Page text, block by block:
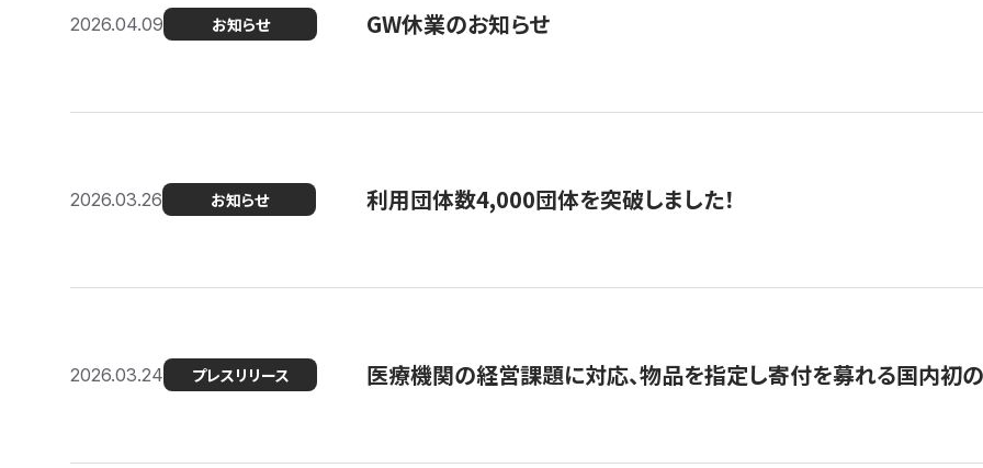
2026.04.09 お知らせ GW休業のお知らせ
2026.03.26 お知らせ 利用団体数4,000団体を突破しました！
2026.03.24 プレスリリース 医療機関の経営課題に対応、物品を指定し寄付を募れる国内初の